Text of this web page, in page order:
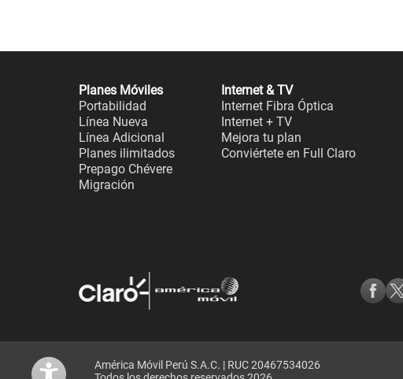
Planes Móviles
Portabilidad
Línea Nueva
Línea Adicional
Planes ilimitados
Prepago Chévere
Migración
Internet & TV
Internet Fibra Óptica
Internet + TV
Mejora tu plan
Conviértete en Full Claro
América Móvil Perú S.A.C. | RUC 20467534026